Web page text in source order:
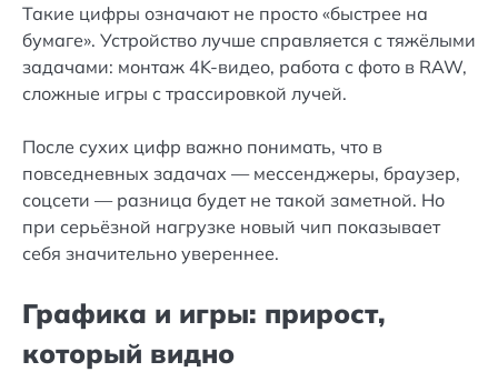
Такие цифры означают не просто «быстрее на
бумаге». Устройство лучше справляется с тяжёлыми
задачами: монтаж 4K-видео, работа с фото в RAW,
сложные игры с трассировкой лучей.
После сухих цифр важно понимать, что в
повседневных задачах — мессенджеры, браузер,
соцсети — разница будет не такой заметной. Но
при серьёзной нагрузке новый чип показывает
себя значительно увереннее.
Графика и игры: прирост,
который видно